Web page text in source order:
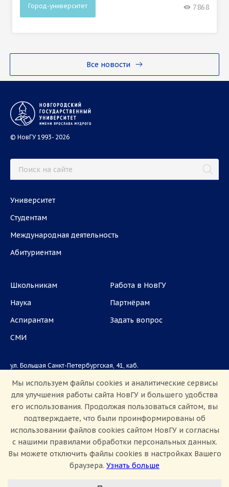
Все новости
Город-университет 7868
© НовГУ 1993- 2026
Университет
Студентам
Международная деятельность
Абитуриентам
Школьникам
Наука
Аспирантам
СМИ
Работа в НовГУ
Партнёрам
Задать вопрос
ул. Большая Санкт-Петербургская, 41, каб.
Приемная комиссия: +7(8162)33-20-44
Мы используем файлы cookies и аналитические сервисы
для улучшения работы сайта НовГУ и большего удобства
его использования. Продолжая пользоваться сайтом, вы
подтверждаете, что были проинформированы об
использовании файлов cookies сайтом НовГУ и согласны
с нашими правилами обработки персональных данных.
Вы можете отключить файлы cookies в настройках Вашего
браузера. Узнать больше